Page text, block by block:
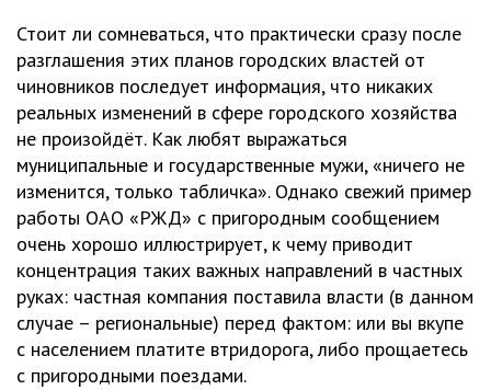
Стоит ли сомневаться, что практически сразу после
разглашения этих планов городских властей от
чиновников последует информация, что никаких
реальных изменений в сфере городского хозяйства
не произойдёт. Как любят выражаться
муниципальные и государственные мужи, «ничего не
изменится, только табличка». Однако свежий пример
работы ОАО «РЖД» с пригородным сообщением
очень хорошо иллюстрирует, к чему приводит
концентрация таких важных направлений в частных
руках: частная компания поставила власти (в данном
случае – региональные) перед фактом: или вы вкупе
с населением платите втридорога, либо прощаетесь
с пригородными поездами.